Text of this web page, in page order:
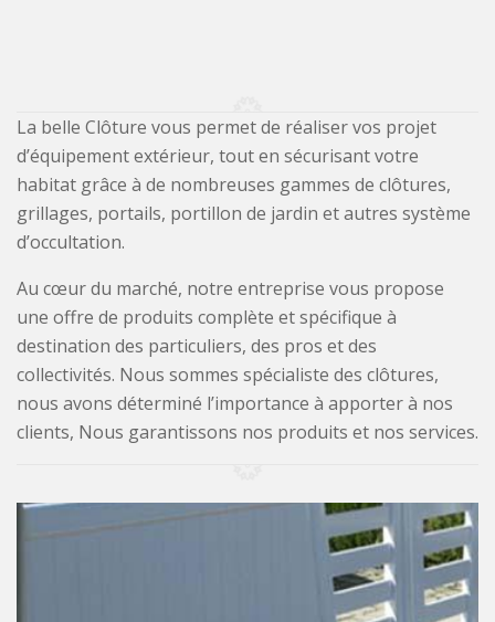
La belle Clôture vous permet de réaliser vos projet
d’équipement extérieur, tout en sécurisant votre
habitat grâce à de nombreuses gammes de clôtures,
grillages, portails, portillon de jardin et autres système
d’occultation.
Au cœur du marché, notre entreprise vous propose
une offre de produits complète et spécifique à
destination des particuliers, des pros et des
collectivités. Nous sommes spécialiste des clôtures,
nous avons déterminé l’importance à apporter à nos
clients, Nous garantissons nos produits et nos services.